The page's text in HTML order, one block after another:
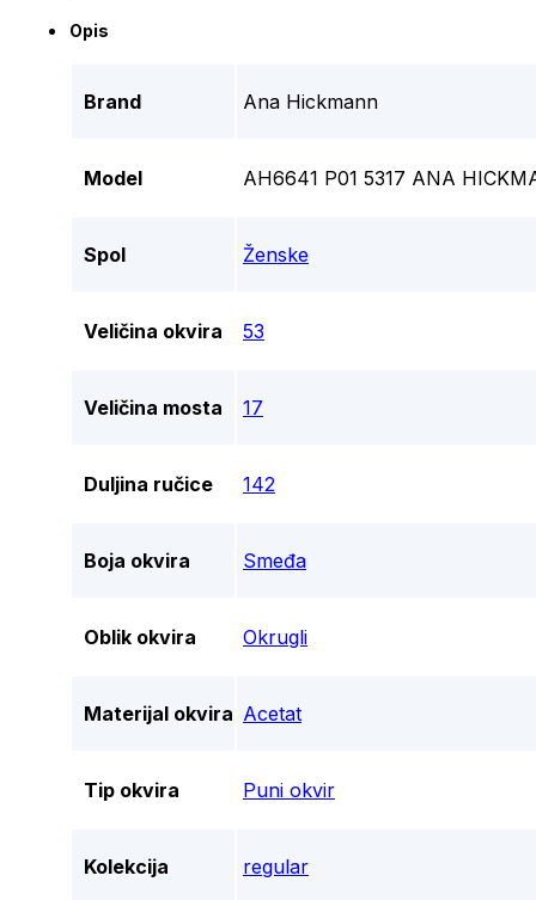
Opis
Brand Ana Hickmann
Model AH6641 P01 5317 ANA
Spol Ženske
Veličina okvira 53
Veličina mosta 17
Duljina ručice 142
Boja okvira Smeđa
Oblik okvira Okrugli
Materijal okvira Acetat
Tip okvira Puni okvir
Kolekcija regular